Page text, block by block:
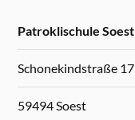
Patroklischule Soest
Schonekindstraße 17
59494 Soest